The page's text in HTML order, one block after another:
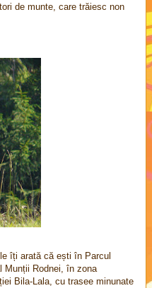
de munte, care trăiesc non
îți arată că ești în Parcul
Munții Rodnei, în zona
Bila-Lala, cu trasee minunate